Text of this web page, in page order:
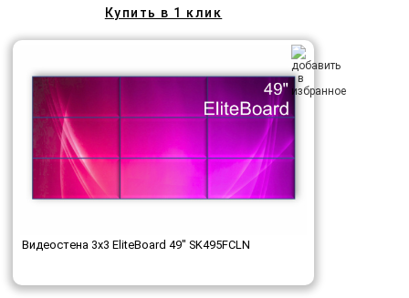
Купить в 1 клик
Видеостена 3x3 EliteBoard 49" SK495FCLN